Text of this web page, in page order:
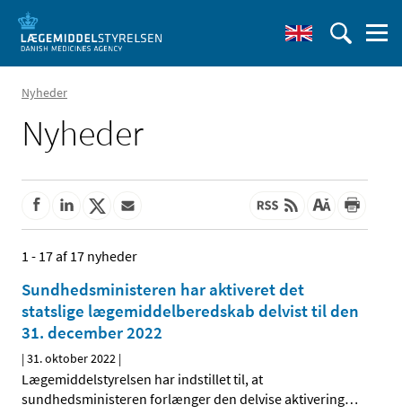
Nyheder
Nyheder
1 - 17 af 17 nyheder
Sundhedsministeren har aktiveret det
statslige lægemiddelberedskab delvist til den
31. december 2022
|31. oktober 2022 |
Lægemiddelstyrelsen har indstillet til, at
sundhedsministeren forlænger den delvise aktivering…